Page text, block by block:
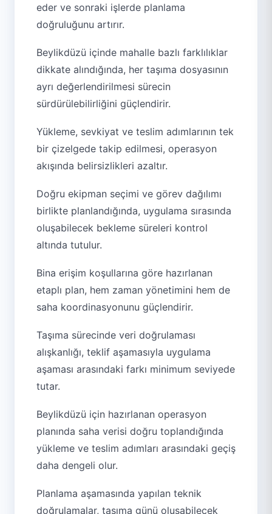
eder ve sonraki işlerde planlama
doğruluğunu artırır.
Beylikdüzü içinde mahalle bazlı farklılıklar
dikkate alındığında, her taşıma dosyasının
ayrı değerlendirilmesi sürecin
sürdürülebilirliğini güçlendirir.
Yükleme, sevkiyat ve teslim adımlarının tek
bir çizelgede takip edilmesi, operasyon
akışında belirsizlikleri azaltır.
Doğru ekipman seçimi ve görev dağılımı
birlikte planlandığında, uygulama sırasında
oluşabilecek bekleme süreleri kontrol
altında tutulur.
Bina erişim koşullarına göre hazırlanan
etaplı plan, hem zaman yönetimini hem de
saha koordinasyonunu güçlendirir.
Taşıma sürecinde veri doğrulaması
alışkanlığı, teklif aşamasıyla uygulama
aşaması arasındaki farkı minimum seviyede
tutar.
Beylikdüzü için hazırlanan operasyon
planında saha verisi doğru toplandığında
yükleme ve teslim adımları arasındaki geçiş
daha dengeli olur.
Planlama aşamasında yapılan teknik
doğrulamalar, taşıma günü oluşabilecek